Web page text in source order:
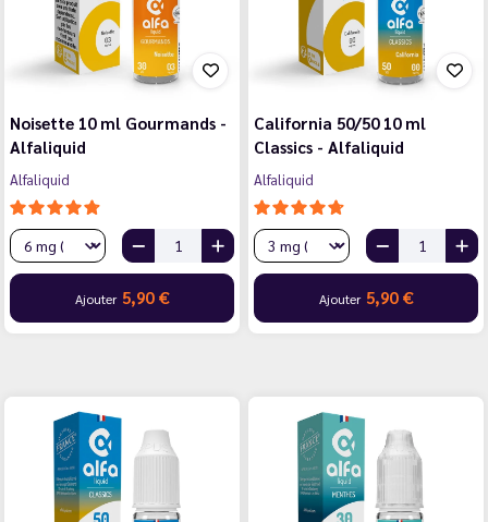
Noisette 10 ml Gourmands -
Alfaliquid
Alfaliquid
Ajouter 5,90 €
California 50/50 10 ml
Classics - Alfaliquid
Alfaliquid
Ajouter 5,90 €